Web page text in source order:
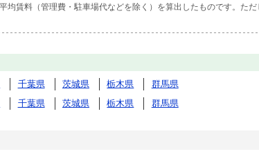
賃料（管理費・駐車場代などを除く）を算出したものです。た
千葉県 茨城県 栃木県
群馬県
千葉県 茨城県 栃木県 群馬県